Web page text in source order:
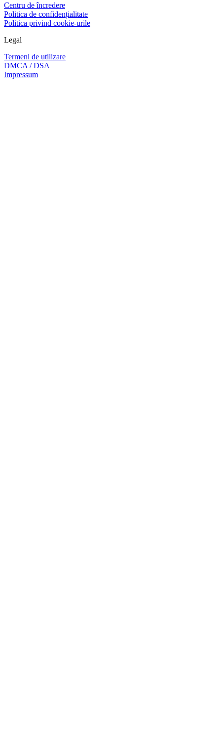
Centru de încredere
Politica de confidențialitate
Politica privind cookie-urile
Legal
Termeni de utilizare
DMCA / DSA
Impressum